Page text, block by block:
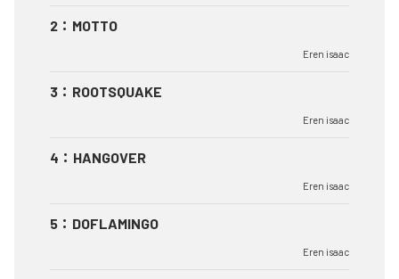
2 ： MOTTO
Eren isaac
3 ： ROOTSQUAKE
Eren isaac
4 ： HANGOVER
Eren isaac
5 ： DOFLAMINGO
Eren isaac